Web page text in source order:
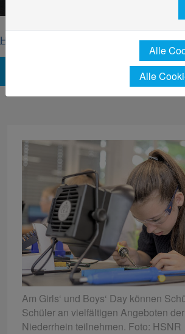
Hochschule
Home
Am Girls‘ und Boys‘ Day können
Schüler an vielfältigen Angeboten
Niederrhein teilnehmen. Foto: HSNR
Alle
Alle